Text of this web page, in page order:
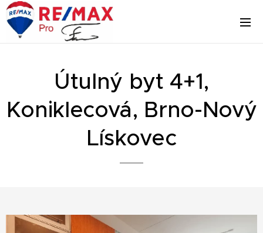
Útulný byt 4+1,
Koniklecová, Brno-Nový
Lískovec